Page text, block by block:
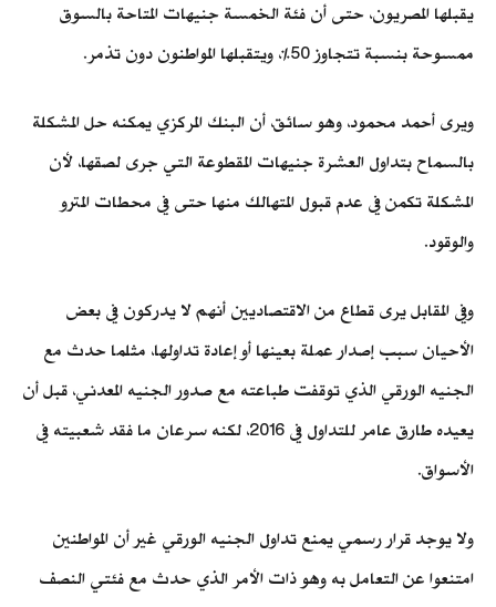
يقبلها المصريون، حتى أن فئة الخمسة جنيهات المتاحة بالسوق
ممسوحة بنسبة تتجاوز 50%، ويتقبلها المواطنون دون تذمر.
ويرى أحمد محمود، وهو سائق، أن البنك المركزي يمكنه حل المشكلة
بالسماح بتداول العشرة جنيهات المقطوعة التي جرى لصقها، لأن
المشكلة تكمن في عدم قبول المتهالك منها حتى في محطات المترو
والوقود.
وفي المقابل يرى قطاع من الاقتصاديين أنهم لا يدركون في بعض
الأحيان سبب إصدار عملة بعينها أو إعادة تداولها، مثلما حدث مع
الجنيه الورقي الذي توقفت طباعته مع صدور الجنيه المعدني، قبل أن
يعيده طارق عامر للتداول في 2016، لكنه سرعان ما فقد شعبيته في
الأسواق.
ولا يوجد قرار رسمي يمنع تداول الجنيه الورقي غير أن المواطنين
امتنعوا عن التعامل به وهو ذات الأمر الذي حدث مع فئتي النصف